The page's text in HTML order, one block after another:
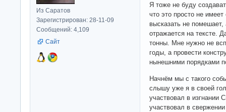
Из Саратов
Зарегистрирован: 28-11-09
Сообщений: 4,109
Сайт
Я тоже не буду
что это просто не
высказать не
отражается на тексте.
тонны. Мне нужно не
годы, а провести
нынешними порядками
Начнём мы с такого
слышу уже я в своей
участвовал в изгнании
участвовал в